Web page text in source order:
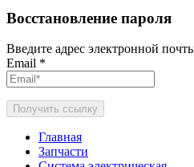
Восстановление пароля
Введите адрес электронной
Email *
Получить ссылку
Главная
Запчасти